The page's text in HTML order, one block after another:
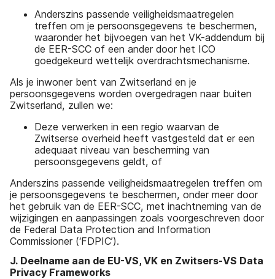
Anderszins passende veiligheidsmaatregelen
treffen om je persoonsgegevens te beschermen,
waaronder het bijvoegen van het VK-addendum bij
de EER-SCC of een ander door het ICO
goedgekeurd wettelijk overdrachtsmechanisme.
Als je inwoner bent van Zwitserland en je
persoonsgegevens worden overgedragen naar buiten
Zwitserland, zullen we:
Deze verwerken in een regio waarvan de
Zwitserse overheid heeft vastgesteld dat er een
adequaat niveau van bescherming van
persoonsgegevens geldt, of
Anderszins passende veiligheidsmaatregelen treffen om
je persoonsgegevens te beschermen, onder meer door
het gebruik van de EER-SCC, met inachtneming van de
wijzigingen en aanpassingen zoals voorgeschreven door
de Federal Data Protection and Information
Commissioner (‘FDPIC’).
J. Deelname aan de EU-VS, VK en Zwitsers-VS Data
Privacy Frameworks